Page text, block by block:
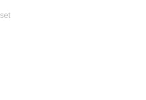
set